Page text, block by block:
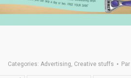
Categories: Advertising, Creative stuffs Par